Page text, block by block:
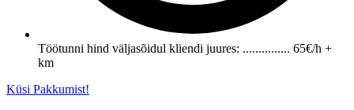
Töötunni hind väljasõidul kliendi juures: ............... 65€/h +
km
Küsi Pakkumist!